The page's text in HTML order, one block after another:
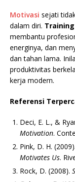
Motivasi sejati
dalam diri.
membantu
energinya, dan
dan tahan lama.
produktivitas
kerja modern.
Referensi
Deci, E. L., &
Motivation.
Pink, D. H. (2009).
Motivates Us.
Rock, D. (2008).